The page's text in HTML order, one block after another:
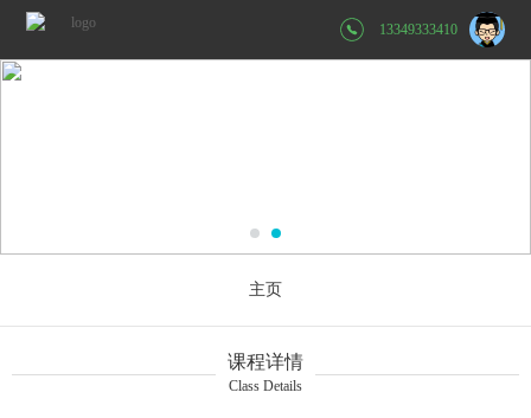
13349333410
主页
课程详情
Class Details